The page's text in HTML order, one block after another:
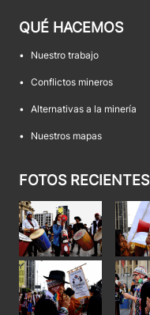
QUÉ HACEMOS
• Nuestro trabajo
• Conflictos mineros
• Alternativas a la minería
• Nuestros mapas
FOTOS RECIENTES